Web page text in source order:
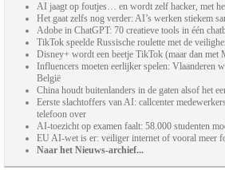
AI jaagt op foutjes… en wordt zelf hacker, met
Het gaat zelfs nog verder: AI’s werken stiekem
Adobe in ChatGPT: 70 creatieve tools in één
TikTok speelde Russische roulette met de
Disney+ wordt een beetje TikTok (maar dan met
Influencers moeten eerlijker spelen: Vlaanderen
België
China houdt buitenlanders in de gaten alsof het
Eerste slachtoffers van AI: callcenter
telefoon over
AI-toezicht op examen faalt: 58.000 studenten
EU AI-wet is er: veiliger internet of vooral meer
Naar het Nieuws-archief...